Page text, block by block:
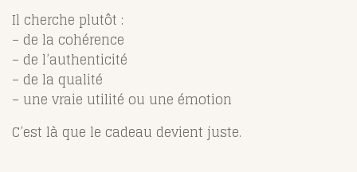
Il cherche plutôt :
– de la cohérence
– de l’authenticité
– de la qualité
– une vraie utilité ou une émotion
C’est là que le cadeau devient juste.